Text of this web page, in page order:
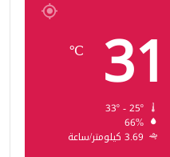
31
℃
66%
3.69 كيلومتر/ساعة